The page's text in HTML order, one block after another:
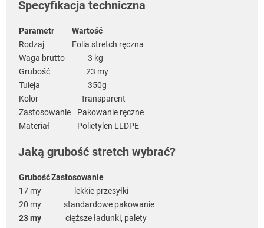
Specyfikacja techniczna
Parametr
Wartość
Rodzaj
Folia stretch ręczna
Waga brutto
3 kg
Grubość
23 my
Tuleja
350g
Kolor
Transparent
Zastosowanie
Pakowanie ręczne
Materiał
Polietylen LLDPE
Jaką grubość stretch wybrać?
GrubośćZastosowanie
17 my
lekkie przesyłki
20 my
standardowe pakowanie
23 my
cięższe ładunki, palety